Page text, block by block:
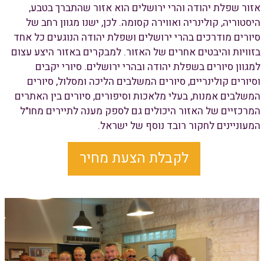
אזור שפלת יהודה והרי ירושלים הוא אזור שהתברך בטבע,
היסטוריה, קולינריה ואווירה קסומה. לכן, ישנו מגוון רחב של
סיורים מודרכים בהרי ירושלים ושפלת יהודה הנוגעים כל אחד
בזוויות והיבטים אחרים של האזור. למבקרים באזור היצע עצום
למגוון סיורים בשפלת יהודה ובהרי ירושלים. סיורי יקבים
וסיורים קולינריים, סיורים המשלבים הליכה ומסלול, סיורים
המשלבים אמנות, בעלי מלאכות וסיפורים, סיורים בין האתרים
המרכזיים של האזור היכולים גם לספק מענה לתיירים מחו"ל
המעוניינים לחקור רובד נוסף של ישראל.
לקבלת הצעת מחיר